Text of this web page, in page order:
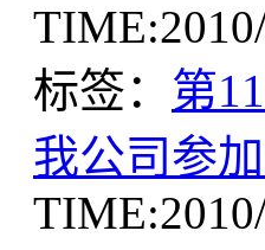
标签： 第
我公司参